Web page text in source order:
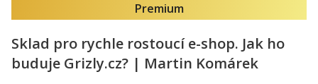
Premium
Sklad pro rychle rostoucí e-shop. Jak ho
buduje Grizly.cz? | Martin Komárek